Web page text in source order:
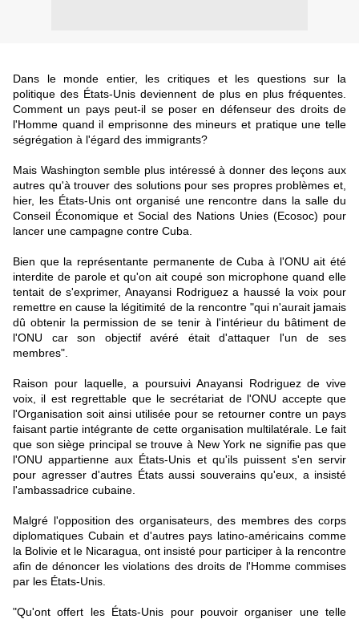
Dans le monde entier, les critiques et les questions sur la
politique des États-Unis deviennent de plus en plus fréquentes.
Comment un pays peut-il se poser en défenseur des droits de
l'Homme quand il emprisonne des mineurs et pratique une telle
ségrégation à l'égard des immigrants?
Mais Washington semble plus intéressé à donner des leçons aux
autres qu'à trouver des solutions pour ses propres problèmes et,
hier, les États-Unis ont organisé une rencontre dans la salle du
Conseil Économique et Social des Nations Unies (Ecosoc) pour
lancer une campagne contre Cuba.
Bien que la représentante permanente de Cuba à l'ONU ait été
interdite de parole et qu'on ait coupé son microphone quand elle
tentait de s'exprimer, Anayansi Rodriguez a haussé la voix pour
remettre en cause la légitimité de la rencontre "qui n'aurait jamais
dû obtenir la permission de se tenir à l'intérieur du bâtiment de
l'ONU car son objectif avéré était d'attaquer l'un de ses
membres".
Raison pour laquelle, a poursuivi Anayansi Rodriguez de vive
voix, il est regrettable que le secrétariat de l'ONU accepte que
l'Organisation soit ainsi utilisée pour se retourner contre un pays
faisant partie intégrante de cette organisation multilatérale. Le fait
que son siège principal se trouve à New York ne signifie pas que
l'ONU appartienne aux États-Unis et qu'ils puissent s'en servir
pour agresser d'autres États aussi souverains qu'eux, a insisté
l'ambassadrice cubaine.
Malgré l'opposition des organisateurs, des membres des corps
diplomatiques Cubain et d'autres pays latino-américains comme
la Bolivie et le Nicaragua, ont insisté pour participer à la rencontre
afin de dénoncer les violations des droits de l'Homme commises
par les États-Unis.
"Qu'ont offert les États-Unis pour pouvoir organiser une telle